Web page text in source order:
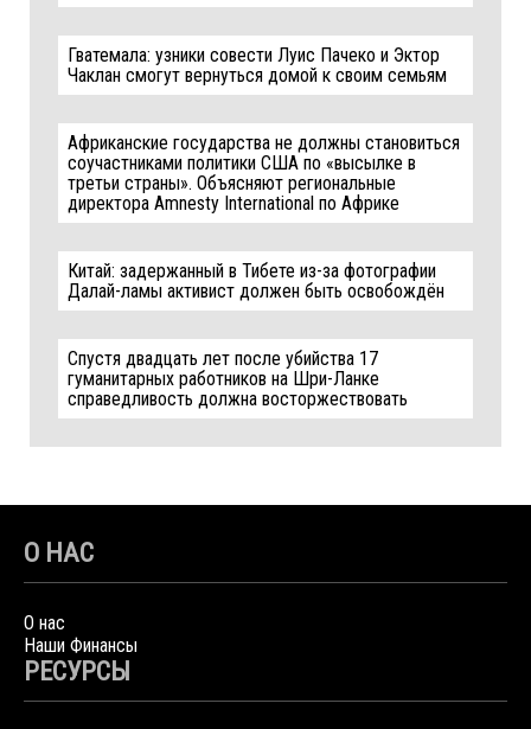
Гватемала: узники совести Луис Пачеко и Эктор
Чаклан смогут вернуться домой к своим семьям
Африканские государства не должны становиться
соучастниками политики США по «высылке в
третьи страны». Объясняют региональные
директора Amnesty International по Африке
Китай: задержанный в Тибете из-за фотографии
Далай-ламы активист должен быть освобождён
Спустя двадцать лет после убийства 17
гуманитарных работников на Шри-Ланке
справедливость должна восторжествовать
О НАС
О нас
Наши Финансы
РЕСУРСЫ